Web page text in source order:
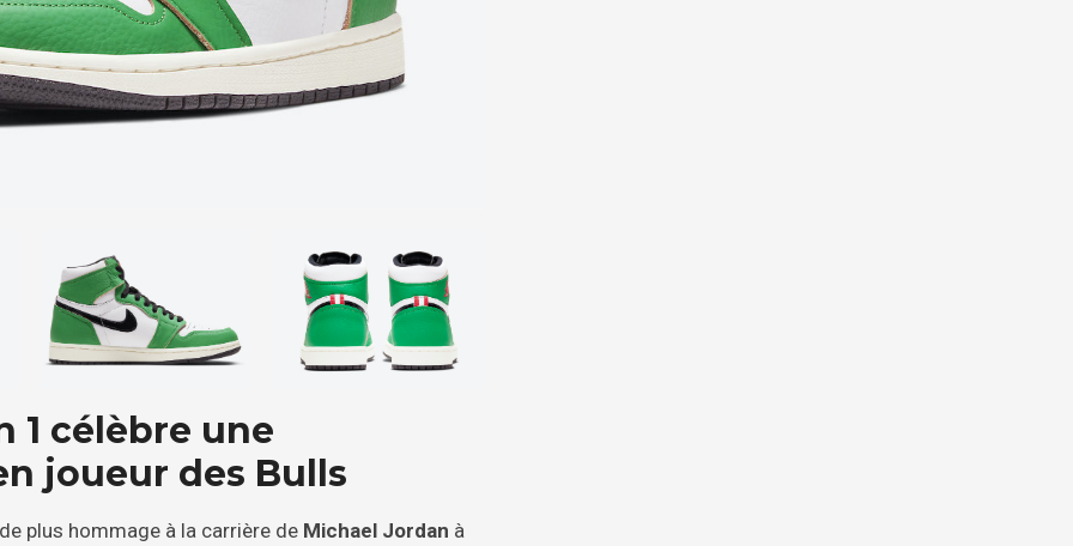
1 célèbre une
joueur des Bulls
plus hommage à la carrière de Michael Jordan à